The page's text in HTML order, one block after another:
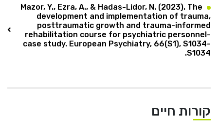
Mazor, Y., Ezra, A., & Hadas-Lidor, N. (2023). The
development and implementation of trauma,
posttraumatic growth and trauma-informed
rehabilitation course for psychiatric personnel-
case study. European Psychiatry, 66(S1), S1034-
S1034.‏
קורות חיים